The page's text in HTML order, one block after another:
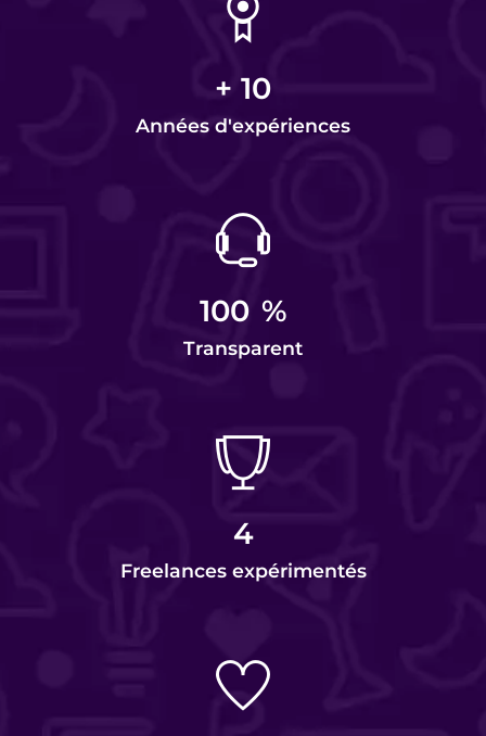
+ 10
Années d'expériences
100 %
Transparent
4
Freelances expérimentés